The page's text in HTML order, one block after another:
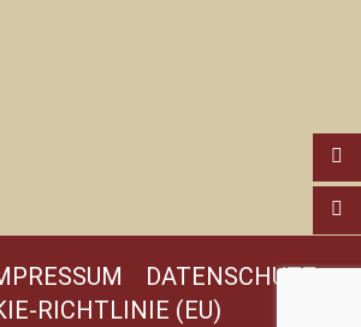
DATENSCHUTZ
RICHTLINIE (EU)